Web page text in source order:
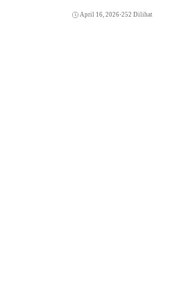
April 16, 2026•252 Dilihat